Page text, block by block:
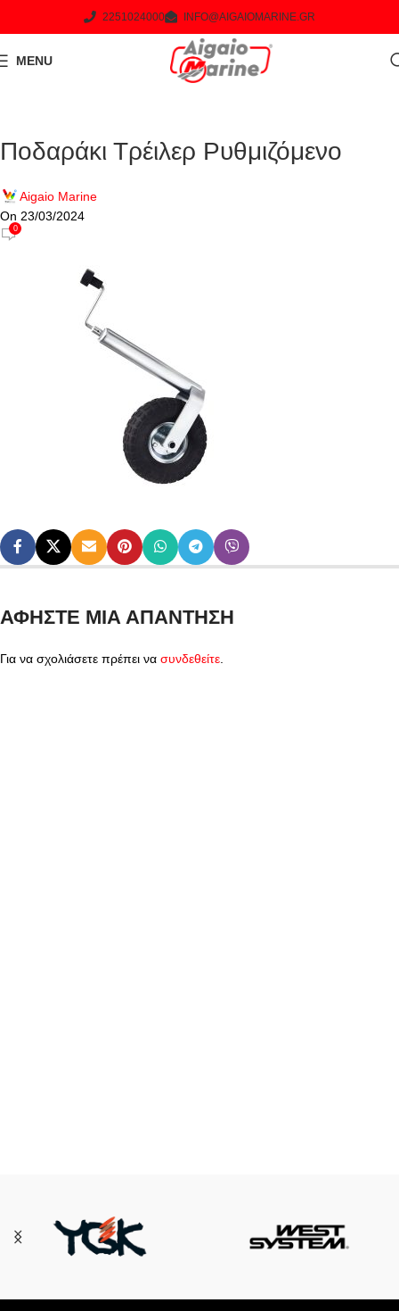
2251024000 INFO@AIGAIOMARINE.GR
MENU
Ποδαράκι Τρέιλερ Ρυθμιζόμενο
Aigaio Marine
On 23/03/2024
0
ΑΦΉΣΤΕ ΜΙΑ ΑΠΆΝΤΗΣΗ
Για να σχολιάσετε πρέπει να συνδεθείτε